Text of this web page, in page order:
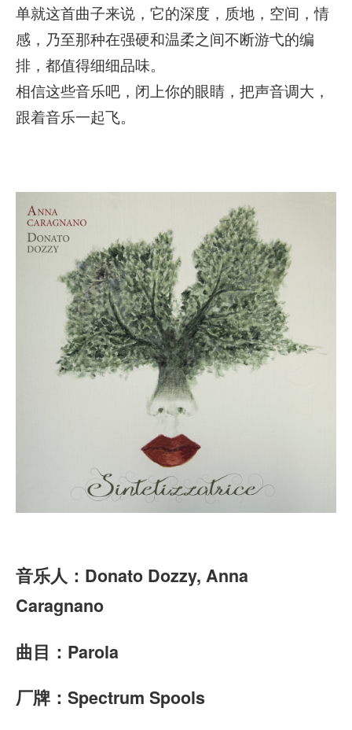
单就这首曲子来说，它的深度，质地，空间，情
感，乃至那种在强硬和温柔之间不断游弋的编
排，都值得细细品味。
相信这些音乐吧，闭上你的眼睛，把声音调大，
跟着音乐一起飞。
音乐人： Donato Dozzy, Anna
Caragnano
曲目：Parola
厂牌：Spectrum Spools